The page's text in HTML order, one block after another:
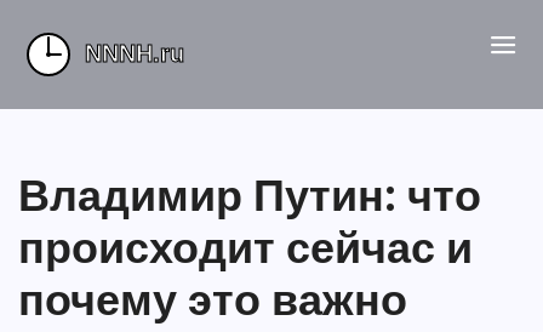
Владимир Путин: что
происходит сейчас и
почему это важно